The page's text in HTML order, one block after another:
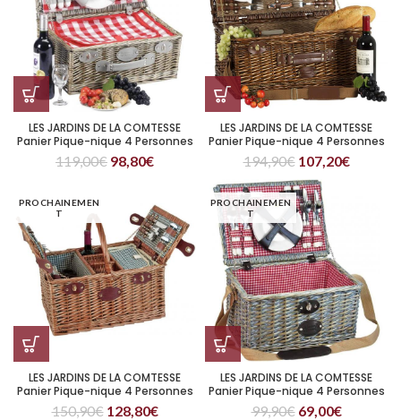
LES JARDINS DE LA COMTESSE
Panier Pique-nique 4 Personnes
Marly
119,00€ 98,80€
LES JARDINS DE LA COMTESSE
Panier Pique-nique 4 Personnes
Royal
194,90€ 107,20€
PROCHAINEMEN
T
LES JARDINS DE LA COMTESSE
Panier Pique-nique 4 Personnes
Saint-Germain Vichy Vert
150,90€ 128,80€
PROCHAINEMEN
T
LES JARDINS DE LA COMTESSE
Panier Pique-nique 4 Personnes
Sully
99,90€ 69,00€